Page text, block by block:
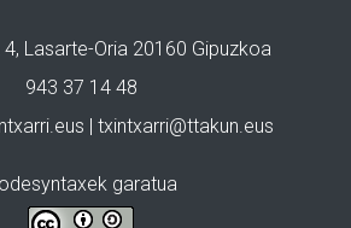
Lasarte-Oria 20160 Gipuzkoa
943 37 14 48
| txintxarri@ttakun.eus
garatua